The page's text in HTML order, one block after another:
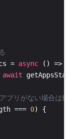
= async
await
=== 0